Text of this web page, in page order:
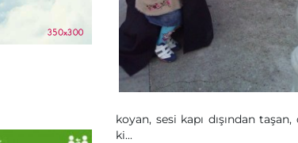
koyan, sesi kapı dışından
ki...